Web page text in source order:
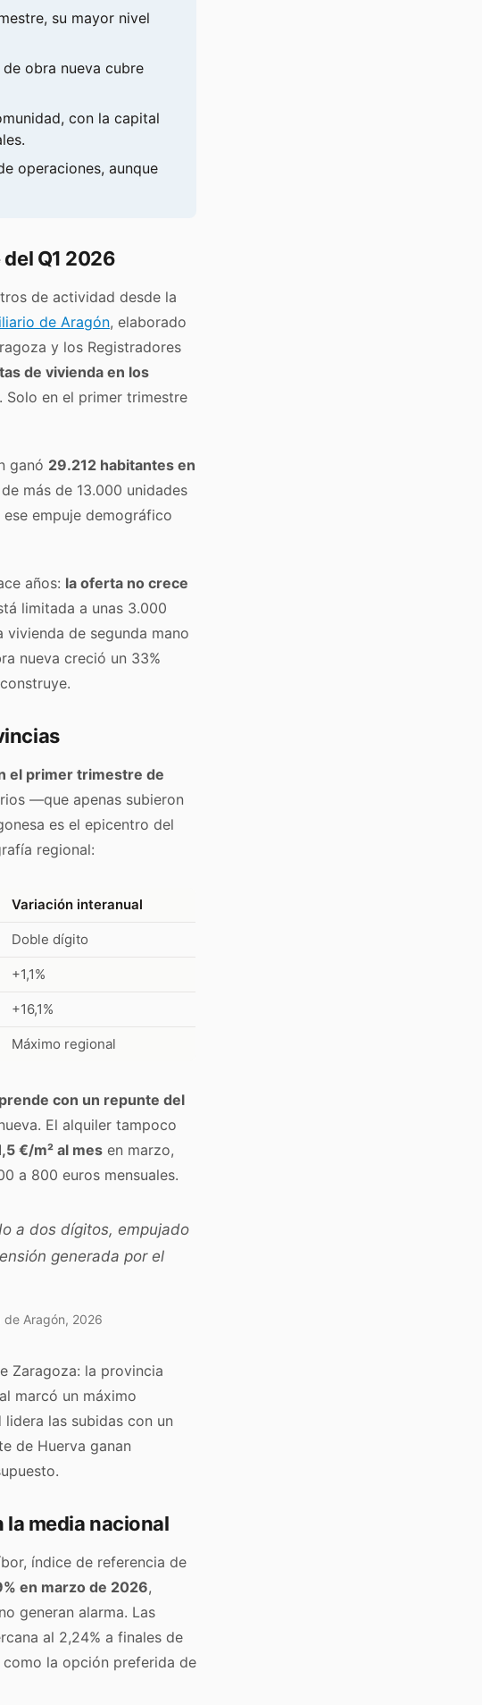
su mayor nivel
obra nueva cubre
con la capital
operaciones, aunque
Q1 2026
de actividad desde la
de Aragón, elaborado
y los Registradores
de vivienda en los
Solo en el primer trimestre
ganó 29.212 habitantes en
más de 13.000 unidades
empuje demográfico
años: la oferta no crece
limitada a unas 3.000
vivienda de segunda mano
nueva creció un 33%
el primer trimestre de
—que apenas subieron
es el epicentro del
regional:
Variación interanual
Doble dígito
+1,1%
+16,1%
Máximo regional
con un repunte del
El alquiler tampoco
€/m² al mes en marzo,
a 800 euros mensuales.
a dos dígitos, empujado
generada por el
de Aragón, 2026
Zaragoza: la provincia
marcó un máximo
las subidas con un
de Huerva ganan
media nacional
índice de referencia de
en marzo de 2026,
generan alarma. Las
al 2,24% a finales de
como la opción preferida de